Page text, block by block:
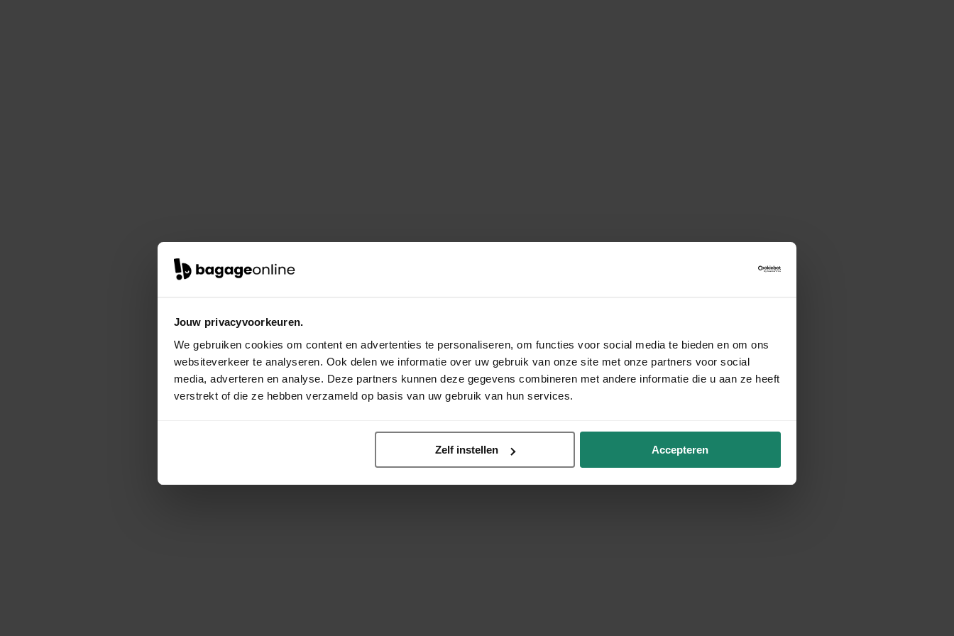
Jouw privacyvoorkeuren.
We gebruiken cookies om content en advertenties te personaliseren, om functies voor social media te bieden en om ons
websiteverkeer te analyseren. Ook delen we informatie over uw gebruik van onze site met onze partners voor social
media, adverteren en analyse. Deze partners kunnen deze gegevens combineren met andere informatie die u aan ze heeft
verstrekt of die ze hebben verzameld op basis van uw gebruik van hun services.
Zelf instellen Accepteren